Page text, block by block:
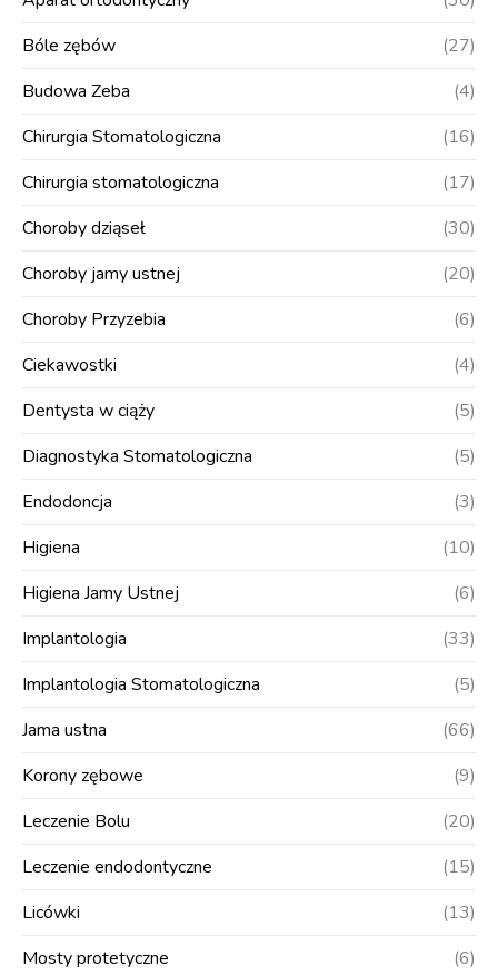
Bóle zębów
(27)
Budowa Zeba
(4)
Chirurgia Stomatologiczna
(16)
Chirurgia stomatologiczna
(17)
Choroby dziąseł
(30)
Choroby jamy ustnej
(20)
Choroby Przyzebia
(6)
Ciekawostki
(4)
Dentysta w ciąży
(5)
Diagnostyka Stomatologiczna
(5)
Endodoncja
(3)
Higiena
(10)
Higiena Jamy Ustnej
(6)
Implantologia
(33)
Implantologia Stomatologiczna
(5)
Jama ustna
(66)
Korony zębowe
(9)
Leczenie Bolu
(20)
Leczenie endodontyczne
(15)
Licówki
(13)
Mosty protetyczne
(6)